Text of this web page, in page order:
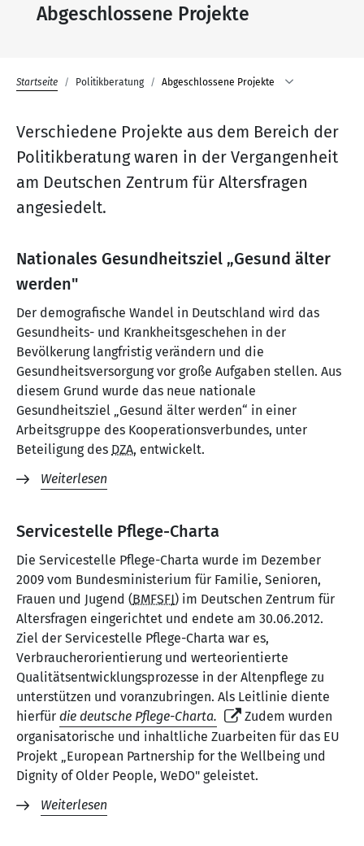
Abgeschlossene Projekte
Startseite Politikberatung Abgeschlossene Projekte
Verschiedene Projekte aus dem Bereich der
Politikberatung waren in der Vergangenheit
am Deutschen Zentrum für Altersfragen
angesiedelt.
Nationales Gesundheitsziel „Gesund älter
werden"
Der demografische Wandel in Deutschland wird das
Gesundheits- und Krankheitsgeschehen in der
Bevölkerung langfristig verändern und die
Gesundheitsversorgung vor große Aufgaben stellen. Aus
diesem Grund wurde das neue nationale
Gesundheitsziel „Gesund älter werden“ in einer
Arbeitsgruppe des Kooperationsverbundes, unter
Beteiligung des DZA, entwickelt.
Weiterlesen
Servicestelle Pflege-Charta
Die Servicestelle Pflege-Charta wurde im Dezember
2009 vom Bundesministerium für Familie, Senioren,
Frauen und Jugend (BMFSFJ) im Deutschen Zentrum für
Altersfragen eingerichtet und endete am 30.06.2012.
Ziel der Servicestelle Pflege-Charta war es,
Verbraucherorientierung und werteorientierte
Qualitätsentwicklungsprozesse in der Altenpflege zu
unterstützen und voranzubringen. Als Leitlinie diente
hierfür die deutsche Pflege-Charta.
Zudem wurden
organisatorische und inhaltliche Zuarbeiten für das EU
Projekt „European Partnership for the Wellbeing und
Dignity of Older People, WeDO" geleistet.
Weiterlesen